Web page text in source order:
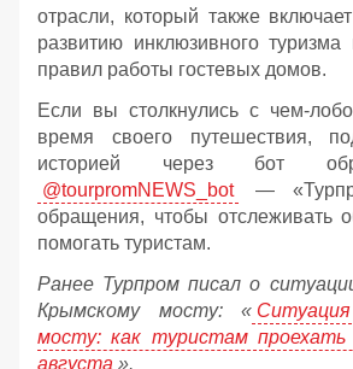
отрасли, который также
развитию инклюзивного туризма
правил работы гостевых домов.
Если вы столкнулись с чем-
время своего путешествия,
историей через бот
@tourpromNEWS_bot
—
обращения, чтобы отслеживать
помогать туристам.
Ранее Турпром писал о
Крымскому мосту: «
мосту: как туристам проехать
августа ».